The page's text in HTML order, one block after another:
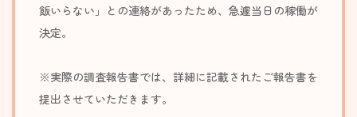
飯いらない」との連絡があったため、急遽当日の稼働が
決定。
※実際の調査報告書では、詳細に記載されたご報告書を
提出させていただきます。